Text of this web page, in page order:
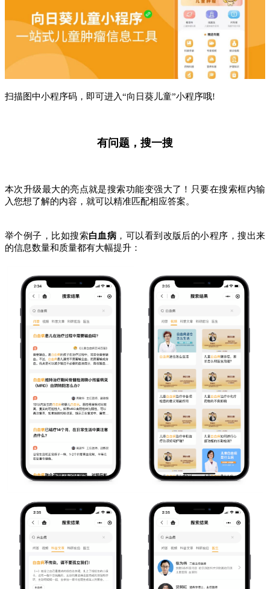
扫描图中小程序码，即可进入“向日葵儿童”小程序哦!
有问题，搜一搜
本次升级最大的亮点就是搜索功能变强大了！只要在搜索框内输
入您想了解的内容，就可以精准匹配相应答案。
举个例子，比如搜索白血病 ，可以看到改版后的小程序，搜出来
的信息数量和质量都有大幅提升：